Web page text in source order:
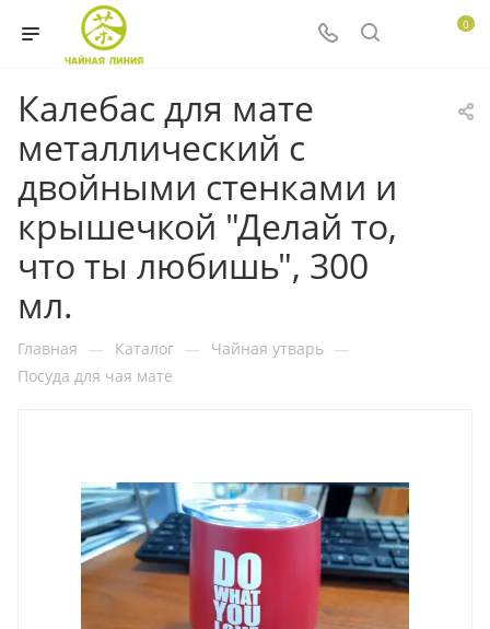
0
Калебас для мате
металлический с
двойными стенками и
крышечкой "Делай то,
что ты любишь", 300
мл.
Главная — Каталог — Чайная утварь —
Посуда для чая мате